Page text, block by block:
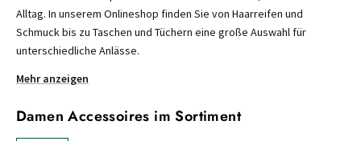
Alltag. In unserem Onlineshop finden Sie von Haarreifen und
Schmuck bis zu Taschen und Tüchern eine große Auswahl für
unterschiedliche Anlässe.
Mehr anzeigen
Damen Accessoires im Sortiment